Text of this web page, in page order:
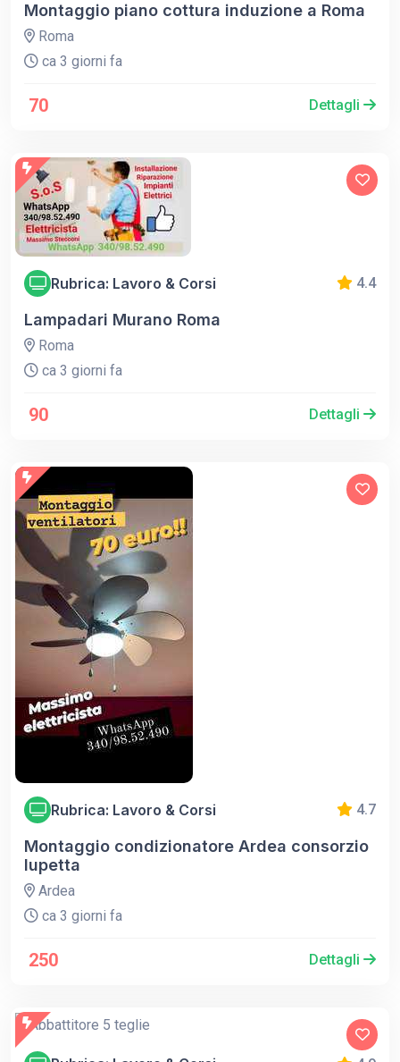
Montaggio piano cottura induzione a Roma
Roma
ca 3 giorni fa
70 Dettagli
Rubrica: Lavoro & Corsi 4.4
Lampadari Murano Roma
Roma
ca 3 giorni fa
90 Dettagli
Rubrica: Lavoro & Corsi 4.7
Montaggio condizionatore Ardea consorzio
lupetta
Ardea
ca 3 giorni fa
250 Dettagli